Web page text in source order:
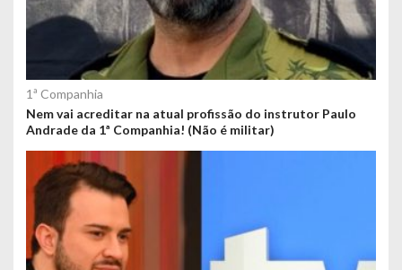
1ª Companhia
Nem vai acreditar na atual profissão do instrutor Paulo
Andrade da 1ª Companhia! (Não é militar)